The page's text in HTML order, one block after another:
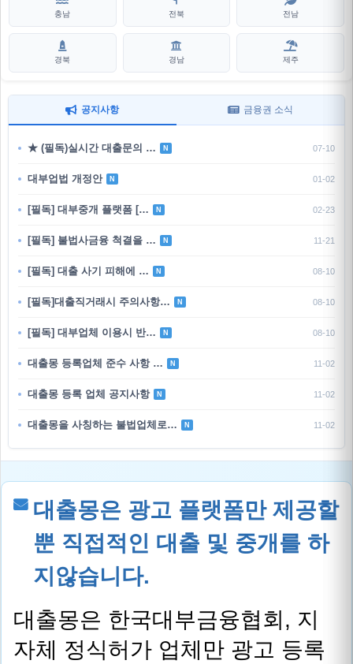
충남 전북 전남
경북 경남 제주
공지사항 금융권 소식
★ (필독)실시간 대출문의 … N 07-10
대부업법 개정안 N 01-02
[필독] 대부중개 플랫폼 [… N 02-23
[필독] 불법사금융 척결을 … N 11-21
[필독] 대출 사기 피해에 … N 08-10
[필독]대출직거래시 주의사항… N 08-10
[필독] 대부업체 이용시 반… N 08-10
대출몽 등록업체 준수 사항 … N 11-02
대출몽 등록 업체 공지사항 N 11-02
대출몽을 사칭하는 불법업체로… N 11-02
대출몽은 광고 플랫폼만 제공할
뿐 직접적인 대출 및 중개를 하
지않습니다.
대출몽은 한국대부금융협회, 지
자체 정식허가 업체만 광고 등록